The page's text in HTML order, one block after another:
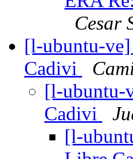
Cesar
[l-ubuntu-
Cadivi
[l-ubuntu-
Cadivi
[l-